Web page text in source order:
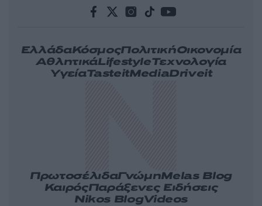
ΕλλάδαΚόσμοςΠολιτικήΟικονομία
ΑθλητικάLifestyleΤεχνολογία
ΥγείαTasteitMediaDriveit
ΠρωτοσέλιδαΓνώμηMelas Blog
ΚαιρόςΠαράξενες Ειδήσεις
Nikos BlogVideos